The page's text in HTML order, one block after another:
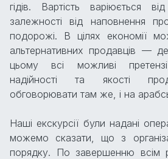
гідів. Вартість
залежності від наповнення
подорожі. В цілях економії
альтернативних продавців —
цьому всі можливі
надійності та якості
обговорювати там же, і на
Наші екскурсії були надані
можемо сказати, що з
порядку. По завершенню всім